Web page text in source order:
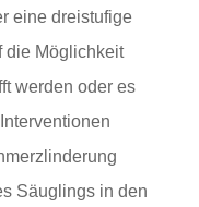
eine dreistufige
die Möglichkeit
werden oder es
Säuglings in den